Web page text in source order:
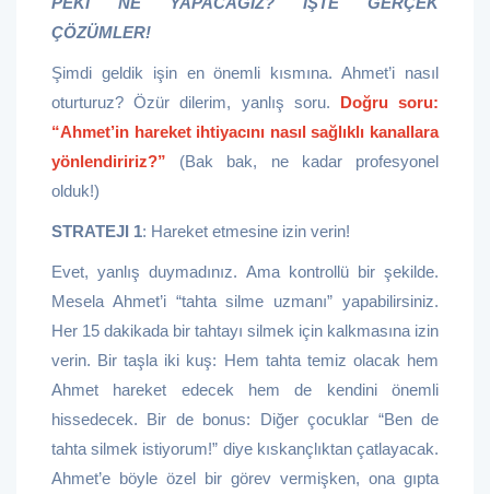
ÇÖZÜMLER!
Şimdi geldik işin en önemli kısmına. Ahmet’i nasıl
oturturuz? Özür dilerim, yanlış soru. Doğru soru:
“Ahmet’in hareket ihtiyacını nasıl sağlıklı kanallara
yönlendiririz?” (Bak bak, ne kadar profesyonel
olduk!)
STRATEJI 1: Hareket etmesine izin verin!
Evet, yanlış duymadınız. Ama kontrollü bir şekilde.
Mesela Ahmet’i “tahta silme uzmanı” yapabilirsiniz.
Her 15 dakikada bir tahtayı silmek için kalkmasına izin
verin. Bir taşla iki kuş: Hem tahta temiz olacak hem
Ahmet hareket edecek hem de kendini önemli
hissedecek. Bir de bonus: Diğer çocuklar “Ben de
tahta silmek istiyorum!” diye kıskançlıktan çatlayacak.
Ahmet’e böyle özel bir görev vermişken, ona gıpta